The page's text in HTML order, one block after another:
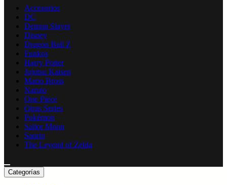
Accesorios
DC
Demon Slayer
Disney
Dragon Ball Z
Funkos
Harry Potter
Jujutsu Kaisen
Mario Bross
Naruto
One Piece
Otras Series
Pokémon
Sailor Moon
Sanrio
The Leyend of Zelda
Categorías